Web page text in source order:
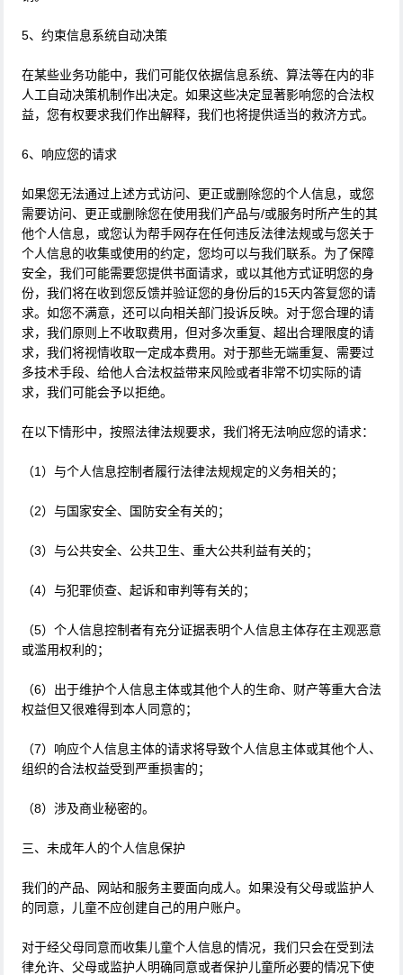
5、约束信息系统自动决策
在某些业务功能中，我们可能仅依据信息系统、算法等在内的非
人工自动决策机制作出决定。如果这些决定显著影响您的合法权
益，您有权要求我们作出解释，我们也将提供适当的救济方式。
6、响应您的请求
如果您无法通过上述方式访问、更正或删除您的个人信息，或您
需要访问、更正或删除您在使用我们产品与/或服务时所产生的其
他个人信息，或您认为帮手网存在任何违反法律法规或与您关于
个人信息的收集或使用的约定，您均可以与我们联系。为了保障
安全，我们可能需要您提供书面请求，或以其他方式证明您的身
份，我们将在收到您反馈并验证您的身份后的15天内答复您的请
求。如您不满意，还可以向相关部门投诉反映。对于您合理的请
求，我们原则上不收取费用，但对多次重复、超出合理限度的请
求，我们将视情收取一定成本费用。对于那些无端重复、需要过
多技术手段、给他人合法权益带来风险或者非常不切实际的请
求，我们可能会予以拒绝。
在以下情形中，按照法律法规要求，我们将无法响应您的请求：
（1）与个人信息控制者履行法律法规规定的义务相关的；
（2）与国家安全、国防安全有关的；
（3）与公共安全、公共卫生、重大公共利益有关的；
（4）与犯罪侦查、起诉和审判等有关的；
（5）个人信息控制者有充分证据表明个人信息主体存在主观恶意
或滥用权利的；
（6）出于维护个人信息主体或其他个人的生命、财产等重大合法
权益但又很难得到本人同意的；
（7）响应个人信息主体的请求将导致个人信息主体或其他个人、
组织的合法权益受到严重损害的；
（8）涉及商业秘密的。
三、未成年人的个人信息保护
我们的产品、网站和服务主要面向成人。如果没有父母或监护人
的同意，儿童不应创建自己的用户账户。
对于经父母同意而收集儿童个人信息的情况，我们只会在受到法
律允许、父母或监护人明确同意或者保护儿童所必要的情况下使